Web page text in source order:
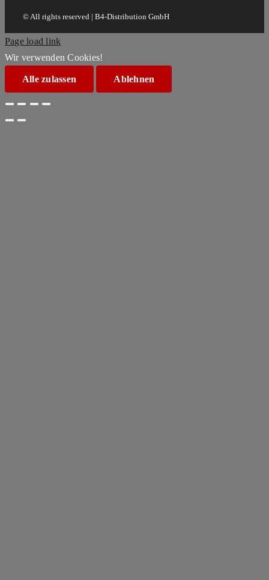
© All rights reserved | B4-Distribution GmbH
Page load link
Wir verwenden Cookies!
Alle zulassen Ablehnen